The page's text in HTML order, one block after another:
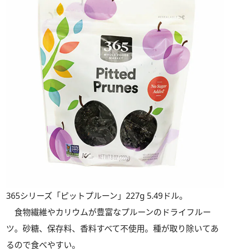
365シリーズ「ピットプルーン」227g 5.49ドル。
食物繊維やカリウムが豊富なプルーンのドライフルー
ツ。砂糖、保存料、香料すべて不使用。種が取り除いてあ
るので食べやすい。